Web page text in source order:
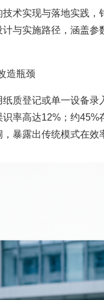
术实现与落地实践
与实施路径，涵盖
造瓶颈
质登记或单一设备
率高达12%；约
暴露出传统模式在效